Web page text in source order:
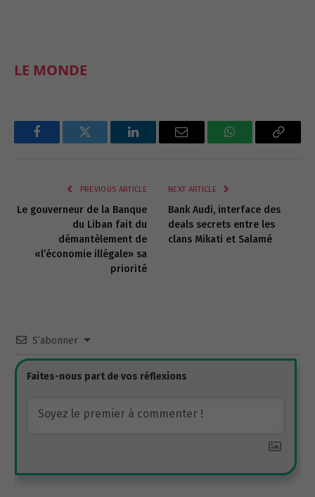
LE MONDE
FacebookTwitter LinkedInEmail WhatsAppCopy
PREVIOUS ARTICLE
Le gouverneur de la Banque
du Liban fait du
démantèlement de
«l’économie illégale» sa
priorité
NEXT ARTICLE
Bank Audi, interface des
deals secrets entre les
clans Mikati et Salamé
S’abonner